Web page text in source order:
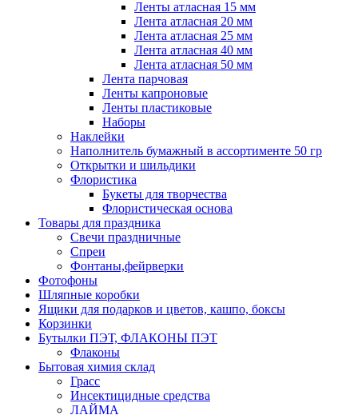
Ленты атласная 15 мм
Лента атласная 20 мм
Лента атласная 25 мм
Лента атласная 40 мм
Лента атласная 50 мм
Лента парчовая
Ленты капроновые
Ленты пластиковые
Наборы
Наклейки
Наполнитель бумажный в ассортименте 50 гр
Открытки и шильдики
Флористика
Букеты для творчества
Флористическая основа
Товары для праздника
Свечи праздничные
Спреи
Фонтаны,фейрверки
Фотофоны
Шляпные коробки
Ящики для подарков и цветов, кашпо, боксы
Корзинки
Бутылки ПЭТ, ФЛАКОНЫ ПЭТ
Флаконы
Бытовая химия склад
Грасс
Инсектицидные средства
ЛАЙМА